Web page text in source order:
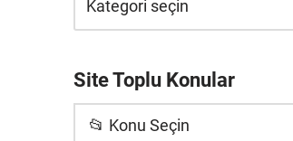
Site Toplu Konular
📂 Konu Seçin